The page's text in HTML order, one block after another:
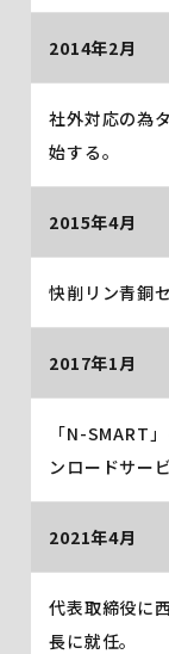
2014年2月
社外対応の為
始する。
2015年4月
快削リン青銅
2017年1月
「N-SMART
ンロードサー
2021年4月
代表取締役に
長に就任。